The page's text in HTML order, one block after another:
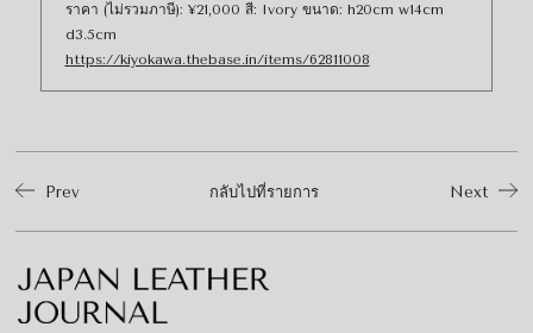
ราคา (ไม่รวมภาษี): ¥21,000 สี: Ivory ขนาด: h20cm w14cm
d3.5cm
https://kiyokawa.thebase.in/items/62811008
Prev กลับไปที่รายการ Next